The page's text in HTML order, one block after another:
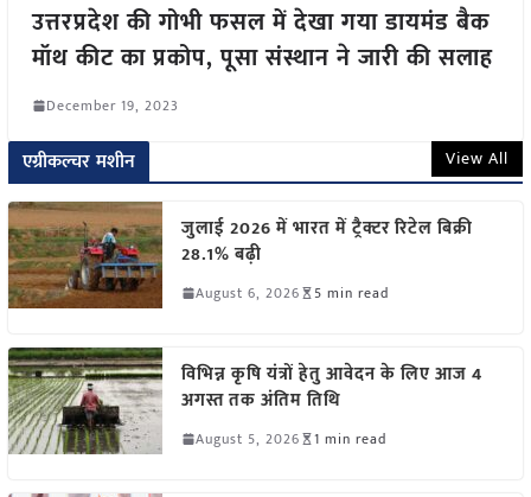
उत्तरप्रदेश की गोभी फसल में देखा गया डायमंड बैक
मॉथ कीट का प्रकोप, पूसा संस्थान ने जारी की सलाह
December 19, 2023
एग्रीकल्चर मशीन View All
जुलाई 2026 में भारत में ट्रैक्टर रिटेल बिक्री
28.1% बढ़ी
August 6, 2026 5 min read
विभिन्न कृषि यंत्रों हेतु आवेदन के लिए आज 4
अगस्त तक अंतिम तिथि
August 5, 2026 1 min read